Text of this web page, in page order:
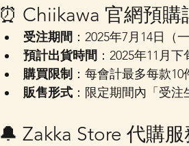
⏰ Chiikawa 官網預購
受注期間 ：2025年7月14日（
預計出貨時間 ：2025年11月
購買限制 ：每會計最多每款10
販售形式 ：限定期間內「受注
🔔 Zakka Store 代購服